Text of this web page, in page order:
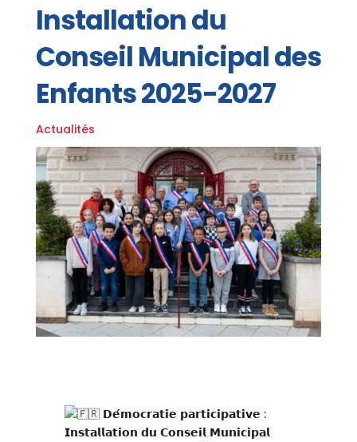
Installation du
Conseil Municipal des
Enfants 2025-2027
Actualités
𝗗𝗲́𝗺𝗼𝗰𝗿𝗮𝘁𝗶𝗲 𝗽𝗮𝗿𝘁𝗶𝗰𝗶𝗽𝗮𝘁𝗶𝘃𝗲 :
𝗜𝗻𝘀𝘁𝗮𝗹𝗹𝗮𝘁𝗶𝗼𝗻 𝗱𝘂 𝗖𝗼𝗻𝘀𝗲𝗶𝗹 𝗠𝘂𝗻𝗶𝗰𝗶𝗽𝗮𝗹